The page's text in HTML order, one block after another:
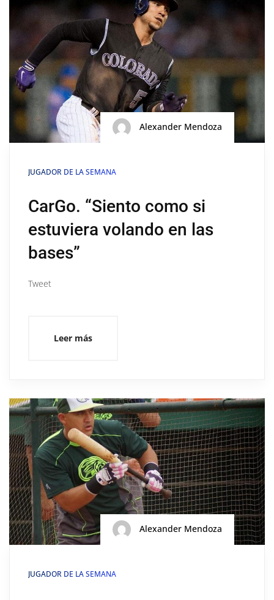
Alexander Mendoza
JUGADOR DE LA SEMANA
CarGo. “Siento como si
estuviera volando en las
bases”
Tweet
Leer más
Alexander Mendoza
JUGADOR DE LA SEMANA